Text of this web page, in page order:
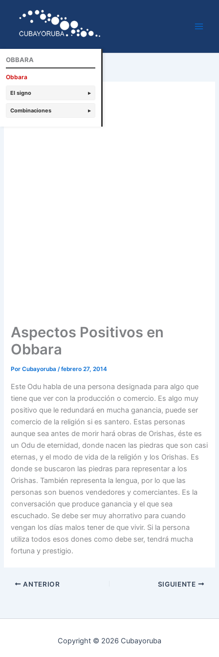
contenido
Aspectos Positivos en
Obbara
PorCubayoruba/febrero 27, 2014
Este Odu habla de una persona designada para algo que
tiene que ver con la producción o comercio. Es algo muy
positivo que le redundará en mucha ganancia, puede ser
comercio de la religión si es santero. Estas personas
aunque sea antes de morir hará obras de Orishas, éste es
un Odu de eternidad, donde nacen las piedras que son casi
eternas, y el modo de vida de la religión y los Orishas. Es
donde se buscaron las piedras para representar a los
Orishas. También representa la lengua, por lo que las
personas son buenos vendedores y comerciantes. Es la
conversación que produce ganancia y el que sea
escuchado. Se debe ser muy ahorrativo para cuando
vengan los días malos tener de que vivir. Si la persona
utiliza todos esos dones como debe ser, tendrá mucha
fortuna y prestigio.
ANTERIOR SIGUIENTE
Copyright © 2026 Cubayoruba
OBBARA
Obbara
El signo ▸
Combinaciones ▸